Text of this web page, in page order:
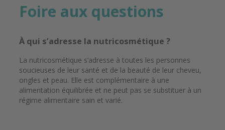
Foire aux questions
À qui s’adresse la nutricosmétique ?
La nutricosmétique s’adresse à toutes les personnes
soucieuses de leur santé et de la beauté de leur cheveu,
ongles et peau. Elle est complémentaire à une
alimentation équilibrée et ne peut pas se substituer à un
régime alimentaire sain et varié.